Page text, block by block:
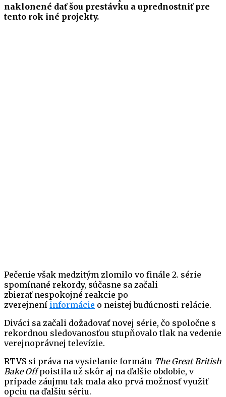
naklonené dať šou prestávku a uprednostniť pre
tento rok iné projekty.
Pečenie však medzitým zlomilo vo finále 2. série
spomínané rekordy, súčasne sa začali
zbierať nespokojné reakcie po
zverejnení informácie o neistej budúcnosti relácie.
Diváci sa začali dožadovať novej série, čo spoločne s
rekordnou sledovanosťou stupňovalo tlak na vedenie
verejnoprávnej televízie.
RTVS si práva na vysielanie formátu The Great British
Bake Offpoistila už skôr aj na ďalšie obdobie, v
prípade záujmu tak mala ako prvá možnosť využiť
opciu na ďalšiu sériu.